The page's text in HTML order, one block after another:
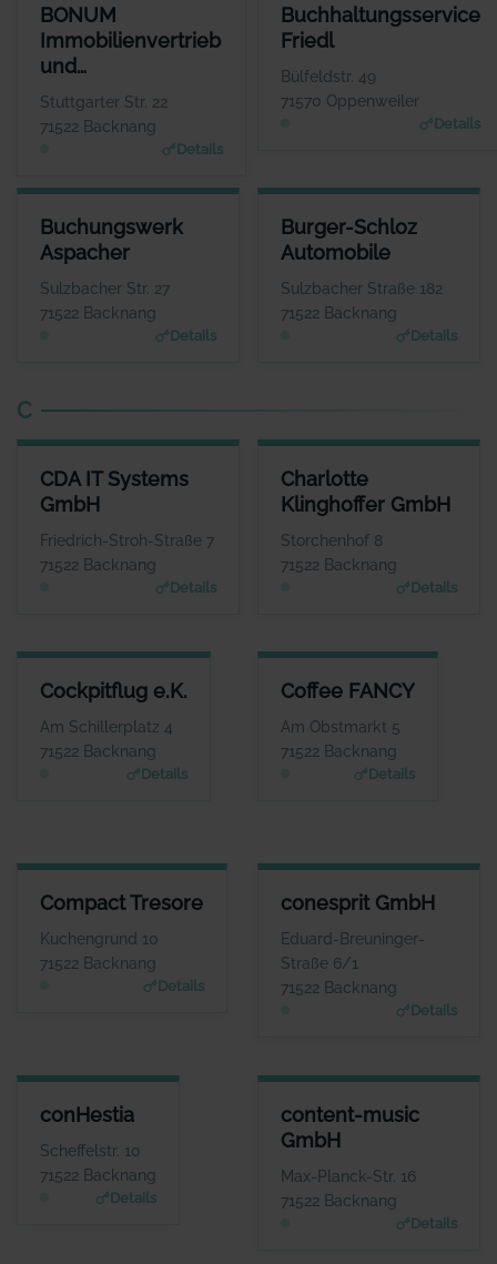
BONUM
Immobilienvertrieb
und
Projektentwicklung
GmbH
Stuttgarter Str. 22
71522 Backnang
Details
BONUM IMMOBILIENVERTRIEB UND PROJEKTENTWICKLUNG
www.bonum-
Buchhaltungsservice
Friedl
Bülfeldstr. 49
71570 Oppenweiler
Details
BUCHHALTUNGSSERVICE
Buchungswerk
Aspacher
Sulzbacher Str. 27
71522 Backnang
Details
BUCHUNGSWERK ASPACHER
ANSPRECHPARTNER
Frau Isabel Aspacher
www.aspacher-buchungsw
Burger-Schloz
Automobile
Sulzbacher Straße 182
71522 Backnang
Details
BURGER-SCHLOZ
Herr Wolfgang
www.burgerschloz.de
C
CDA IT Systems
GmbH
Friedrich-Stroh-Straße 7
71522 Backnang
Details
CDA IT SYSTEMS GMBH
ANSPRECHPARTNER
Herr Johannes Enge
WEBSITE
www.cda-it-system.de
Charlotte
Klinghoffer GmbH
Storchenhof 8
71522 Backnang
Details
CHARLOTTE KLINGHOFFER
Frau Charlotte
Cockpitflug e.K.
Am Schillerplatz 4
71522 Backnang
Details
COCKPITFLUG E.K.
ANSPRECHPARTNER
Herr Carsten Hansen
www.cockpitflug.de
Coffee FANCY
Am Obstmarkt 5
71522 Backnang
Details
COFFEE FANCY
Herr Daniel Mendes
www.coffee-fancy.de
Compact Tresore
Kuchengrund 10
71522 Backnang
Details
COMPACT TRESORE
ANSPRECHPARTNER
Frau Julia Teller
www.compact-tresore.
de
conesprit GmbH
Eduard-Breuninger-
Straße 6/1
71522 Backnang
Details
CONESPRIT GMBH
ANSPRECHPARTNER
Herr Roman
www.conesprit.de
conHestia
Scheffelstr. 10
71522 Backnang
Details
Herr Manfred
Wasserberg
www.conhestia.de
content-music
GmbH
Max-Planck-Str. 16
71522 Backnang
Details
CONTENT-MUSIC GMBH
ANSPRECHPARTNER
Herr Josh Kochhann
WEBSITE
www.content-music.de